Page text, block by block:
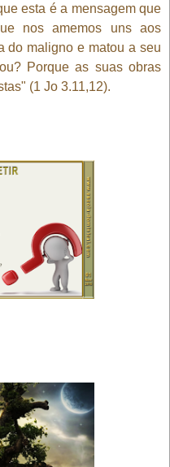
esta é a mensagem que
nos amemos uns aos
do maligno e matou a seu
Porque as suas obras
(1 Jo 3.11,12).